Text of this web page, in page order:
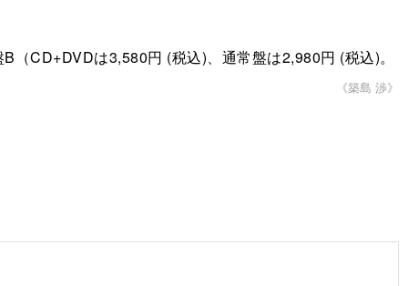
CD+DVDは3,580円 (税込)、通常盤は2,980円 (税込)。
《築島 渉》